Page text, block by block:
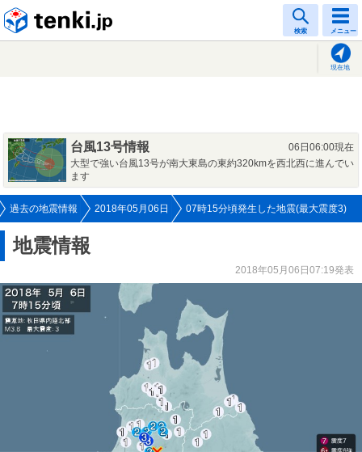
検索 メニュー
現在地
台風13号情報
06日06:00現在
大型で強い台風13号が南大東島の東約320kmを西北西に進んでい
ます
過去の地震情報 2018年05月06日 07時15分頃発生した地震(最大震度3)
地震情報
2018年05月06日07:19発表